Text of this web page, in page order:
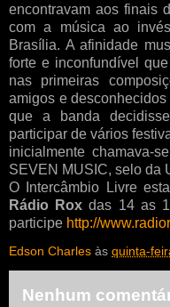
encontravam aos finais
com a música ao
Brasília. A afinidade
forte e inconfundível
nas primeiras
amigos e
que a banda
participar de vários
inicialmente chamava-
SEVEN MUSIC, selo da
O Intercâmbio Livre
Rádio Rox das 14 as
participe http://
Edson Charles às quinta-
Nenhum